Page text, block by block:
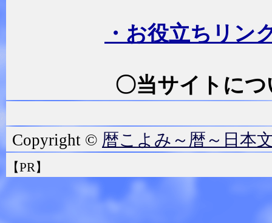
・お役立ちリン
〇当サイトに
Copyright © 暦こよみ～暦～日本
【PR】